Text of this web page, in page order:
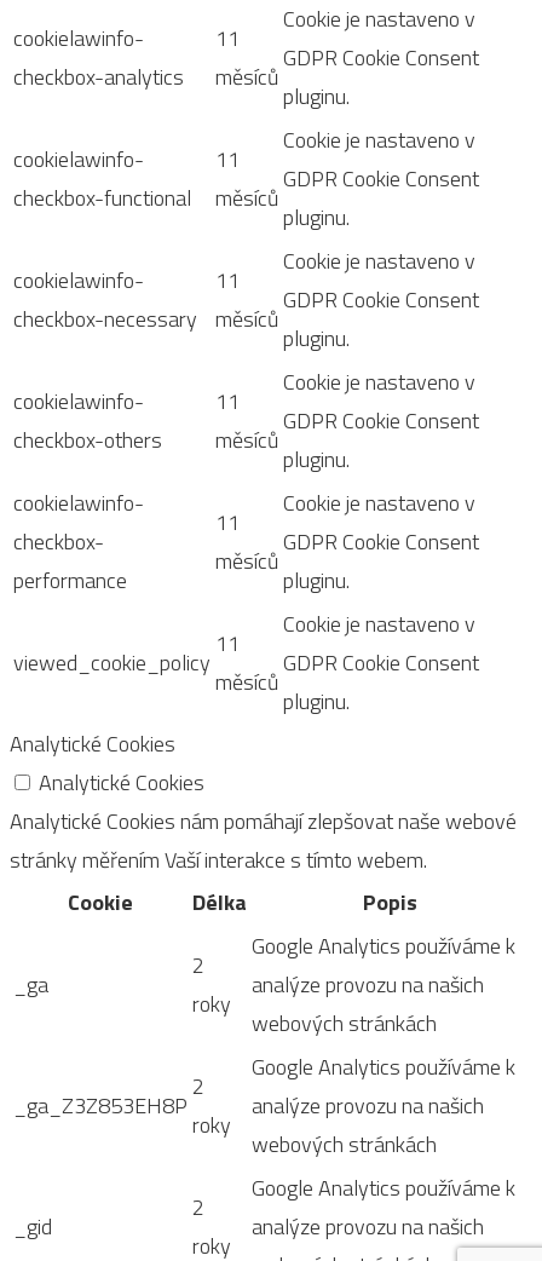
cookielawinfo-
checkbox-analytics
11
měsíců
Cookie je nastaveno v
GDPR Cookie Consent
pluginu.
cookielawinfo-
checkbox-functional
11
měsíců
Cookie je nastaveno v
GDPR Cookie Consent
pluginu.
cookielawinfo-
checkbox-necessary
11
měsíců
Cookie je nastaveno v
GDPR Cookie Consent
pluginu.
cookielawinfo-
checkbox-others
11
měsíců
Cookie je nastaveno v
GDPR Cookie Consent
pluginu.
cookielawinfo-
checkbox-
performance
11
měsíců
Cookie je nastaveno v
GDPR Cookie Consent
pluginu.
viewed_cookie_policy
11
měsíců
Cookie je nastaveno v
GDPR Cookie Consent
pluginu.
Analytické Cookies
Analytické Cookies
Analytické Cookies nám pomáhají zlepšovat naše webové
stránky měřením Vaší interakce s tímto webem.
Cookie
Délka Popis
_ga
2
roky
Google Analytics používáme k
analýze provozu na našich
webových stránkách
_ga_Z3Z853EH8P
2
roky
Google Analytics používáme k
analýze provozu na našich
webových stránkách
_gid
2
roky
Google Analytics používáme k
analýze provozu na našich